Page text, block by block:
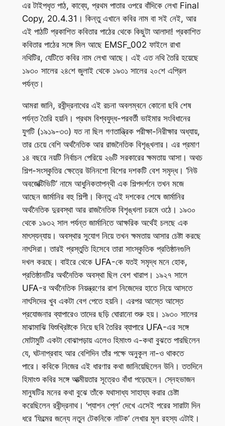
এর টাইপধৃত পাঠ, কাব্যে, প্রথম পাতার ওপরে বাঁদিকে লেখা Final
Copy, 20.4.31। কিন্তু এখানে কবির নাম বা সই নেই, আর
এই পাঠটি প্রকাশিত কবিতার পাঠের থেকে কিছুটা আলাদা! প্রকাশিত
কবিতার পাঠের সঙ্গে মিল আছে EMSF_002 ফাইলে রাখা
নথিটির, যেটিতে কবির নাম লেখা আছে। এই এত নথি তৈরি হয়েছে
১৯৩০ সালের ২৪শে জুলাই থেকে ১৯৩১ সালের ২০শে এপ্রিল
পর্যন্ত।
আমরা জানি, রবীন্দ্রনাথের এই রচনা অবলম্বনে কোনো ছবি শেষ
পর্যন্ত তৈরি হয়নি। প্রথম বিশ্বযুদ্ধ-পরবর্তী ভাইমার সংবিধানের
যুগটি (১৯১৯-৩৩) যত না ছিল গণতান্ত্রিক পরীক্ষা-নিরীক্ষার অধ্যায়,
তার চেয়ে বেশি অর্থনৈতিক আর রাজনৈতিক বিশৃঙ্খলার। এর প্রমাণ
১৪ বছরে নয়টি নির্বাচন পেরিয়ে ২৬টি সরকারের ক্ষমতায় আসা। অথচ
শিল্প-সংস্কৃতির ক্ষেত্রে উনিনশো বিশের দশকটি বেশ সমৃদ্ধ। ‘নিউ
অবজেক্টিভিটি’ নামে আধুনিকতাপন্থী এক শিল্পদর্শনে তখন মজে
আছেন জার্মানির বহু শিল্পী। কিন্তু এই দশকের শেষে জার্মানির
অর্থনৈতিক দুরবস্থা আর রাজনৈতিক বিশৃঙ্খলা চরমে ওঠে। ১৯৩০
থেকে ১৯৩২ সাল পর্যন্ত জার্মানিতে আক্ষরিক অর্থেই চলছে এক
মাৎস্যন্যায়। অবস্থার সুযোগ নিয়ে তখন ক্ষমতায় আসার চেষ্টা করছে
নাৎসিরা। তারই প্রস্তুতি হিসেবে তারা সাংস্কৃতিক প্রতিষ্ঠানগুলি
দখল করছে। বাইরে থেকে UFA-কে যতই সমৃদ্ধ মনে হোক,
প্রতিষ্ঠানটির অর্থনৈতিক অবস্থা ছিল বেশ খারাপ। ১৯২৭ সালে
UFA-র অর্থনৈতিক নিয়ন্ত্রণের রাশ নিজেদের হাতে নিয়ে আসতে
নাৎসিদের খুব একটা বেগ পেতে হয়নি। এরপর আস্তে আস্তে
প্রযোজনার ব্যাপারেও তাদের ছড়ি ঘোরানো শুরু হয়। ১৯৩০ সালের
মাঝামাঝি যিশুখ্রিষ্টকে নিয়ে ছবি তৈরির ব্যাপারে UFA-এর সঙ্গে
মোটামুটি একটা বোঝাপড়ায় এলেও হিমাংশু এ-কথা বুঝতে পারছিলেন
যে, ঘটনাপ্রবাহ আর বেশিদিন তাঁর পক্ষে অনুকূল না-ও থাকতে
পারে। কবিকে নিজের এই ধারণার কথা জানিয়েছিলেন উনি। ততদিনে
হিমাংশু কবির সঙ্গে আত্মীয়তার সূত্রেও বাঁধা পড়েছেন। স্নেহভাজন
মানুষটির মনের কথা বুঝে তাঁকে যথাসাধ্য সাহায্য করার চেষ্টা
করেছিলেন রবীন্দ্রনাথ। ‘প্যাশন প্লে’ দেখে এসেই পরের সারাটা দিন
ধরে ‘ফিল্মের জন্যে নতুন টেকনিকে নাটক’ লেখার মূল রহস্য এটাই।